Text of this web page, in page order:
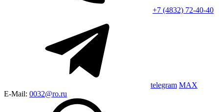
+7 (4832) 72-40-40
telegram MAX
E-Mail: 0032@ro.ru